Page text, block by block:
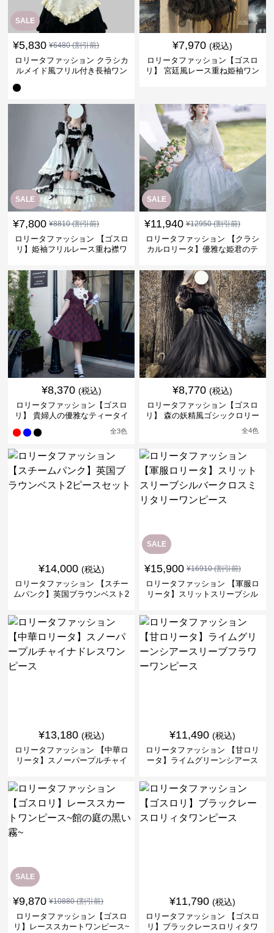
SALE
¥5,830 ¥6480(割引前)
ロリータファッション クラシカ
ルメイド風フリル付き長袖ワン
¥7,970 (税込)
ロリータファッション【ゴスロ
リ】 宮廷風レース重ね姫袖ワン
SALE
¥7,800 ¥8810(割引前)
ロリータファッション 【ゴスロ
リ】姫袖フリルレース重ね襟ワ
SALE
¥11,940 ¥12950(割引前)
ロリータファッション 【クラシ
カルロリータ】優雅な姫君のテ
¥8,370 (税込)
ロリータファッション【ゴスロ
リ】 貴婦人の優雅なティータイ
全3色
¥8,770 (税込)
ロリータファッション【ゴスロ
リ】 森の妖精風ゴシックロリー
全4色
¥14,000 (税込)
ロリータファッション 【スチー
ムパンク】英国ブラウンベスト2
SALE
¥15,900 ¥16910(割引前)
ロリータファッション 【軍服ロ
リータ】スリットスリーブシル
¥13,180 (税込)
ロリータファッション 【中華ロ
リータ】スノーパープルチャイ
¥11,490 (税込)
ロリータファッション 【甘ロリ
ータ】ライムグリーンシアース
SALE
¥9,870 ¥10880(割引前)
ロリータファッション【ゴスロ
リ】レーススカートワンピース~
¥11,790 (税込)
ロリータファッション 【ゴスロ
リ】ブラックレースロリィタワ